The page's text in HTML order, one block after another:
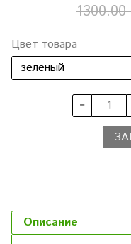
Цвет товара
Описание